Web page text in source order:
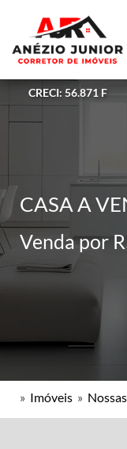
CRECI: 56.871 F
CASA A
Venda por
» Imóveis »